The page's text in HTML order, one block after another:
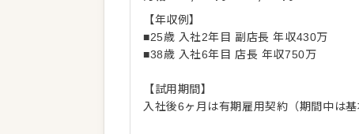
【年収例】
■25歳 入社2年目 副店長 年収430万
■38歳 入社6年目 店長 年収750万
【試用期間】
入社後6ヶ月は有期雇用契約（期間中は基